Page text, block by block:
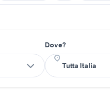
Dove?